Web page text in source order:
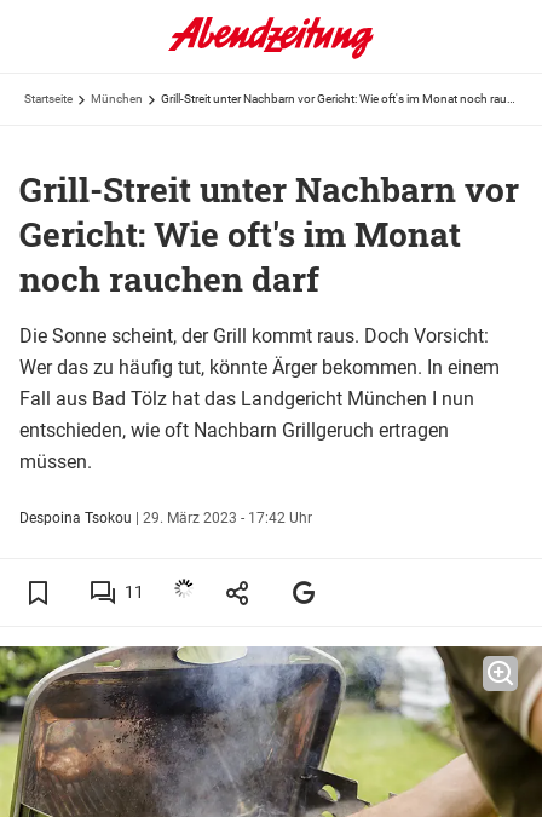
Startseite München
Grill-Streit unter Nachbarn vor
Gericht: Wie oft's im Monat
noch rauchen darf
Die Sonne scheint, der Grill kommt raus. Doch Vorsicht:
Wer das zu häufig tut, könnte Ärger bekommen. In einem
Fall aus Bad Tölz hat das Landgericht München I nun
entschieden, wie oft Nachbarn Grillgeruch ertragen
müssen.
Despoina Tsokou | 29. März 2023 - 17:42 Uhr
11